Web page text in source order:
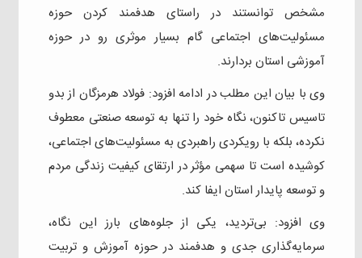
مشخص توانستند در راستای هدفمند کردن حوزه
مسئولیت‌های اجتماعی گام بسیار موثری رو در حوزه
آموزشی استان بردارند.
وی با بیان این مطلب در ادامه افزود: فولاد هرمزگان از بدو
تاسیس تاکنون، نگاه خود را تنها به توسعه صنعتی معطوف
نکرده، بلکه با رویکردی راهبردی به مسئولیت‌های اجتماعی،
کوشیده است تا سهمی مؤثر در ارتقای کیفیت زندگی مردم
و توسعه پایدار استان ایفا کند.
وی افزود: بی‌تردید، یکی از جلوه‌های بارز این نگاه،
سرمایه‌گذاری جدی و هدفمند در حوزه آموزش و تربیت